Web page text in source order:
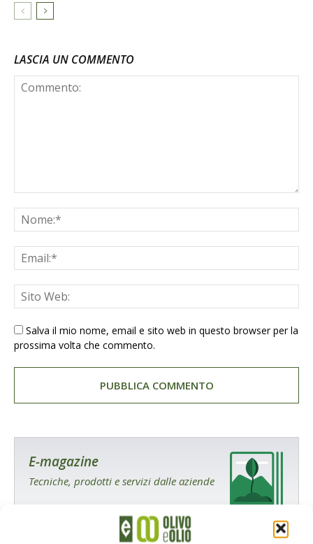
LASCIA UN COMMENTO
Salva il mio nome, email e sito web in questo browser per la
prossima volta che commento.
E-magazine
Tecniche, prodotti e servizi dalle aziende